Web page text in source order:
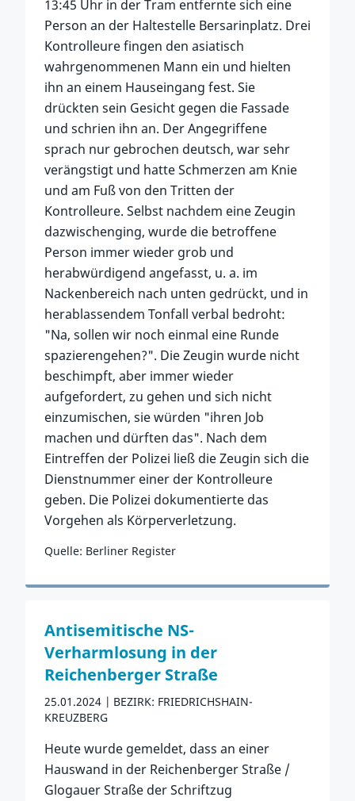
13:45 Uhr in der Tram entfernte sich eine
Person an der Haltestelle Bersarinplatz. Drei
Kontrolleure fingen den asiatisch
wahrgenommenen Mann ein und hielten
ihn an einem Hauseingang fest. Sie
drückten sein Gesicht gegen die Fassade
und schrien ihn an. Der Angegriffene
sprach nur gebrochen deutsch, war sehr
verängstigt und hatte Schmerzen am Knie
und am Fuß von den Tritten der
Kontrolleure. Selbst nachdem eine Zeugin
dazwischenging, wurde die betroffene
Person immer wieder grob und
herabwürdigend angefasst, u. a. im
Nackenbereich nach unten gedrückt, und in
herablassendem Tonfall verbal bedroht:
"Na, sollen wir noch einmal eine Runde
spazierengehen?". Die Zeugin wurde nicht
beschimpft, aber immer wieder
aufgefordert, zu gehen und sich nicht
einzumischen, sie würden "ihren Job
machen und dürften das". Nach dem
Eintreffen der Polizei ließ die Zeugin sich die
Dienstnummer einer der Kontrolleure
geben. Die Polizei dokumentierte das
Vorgehen als Körperverletzung.
Quelle: Berliner Register
Zum Vorfall
Antisemitische NS-
Verharmlosung in der
Reichenberger Straße
25.01.2024
BEZIRK: FRIEDRICHSHAIN-
KREUZBERG
Heute wurde gemeldet, dass an einer
Hauswand in der Reichenberger Straße /
Glogauer Straße der Schriftzug